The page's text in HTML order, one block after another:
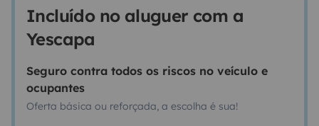
Incluído no aluguer com a
Yescapa
Seguro contra todos os riscos no veículo e
ocupantes
Oferta básica ou reforçada, a escolha é sua!